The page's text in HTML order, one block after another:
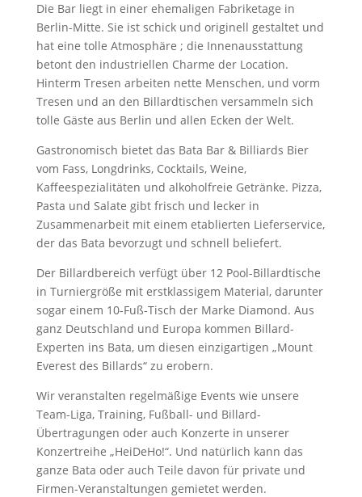
Die Bar liegt in einer ehemaligen Fabriketage in
Berlin-Mitte. Sie ist schick und originell gestaltet und
hat eine tolle Atmosphäre ; die Innenausstattung
betont den industriellen Charme der Location.
Hinterm Tresen arbeiten nette Menschen, und vorm
Tresen und an den Billardtischen versammeln sich
tolle Gäste aus Berlin und allen Ecken der Welt.
Gastronomisch bietet das Bata Bar & Billiards Bier
vom Fass, Longdrinks, Cocktails, Weine,
Kaffeespezialitäten und alkoholfreie Getränke. Pizza,
Pasta und Salate gibt frisch und lecker in
Zusammenarbeit mit einem etablierten Lieferservice,
der das Bata bevorzugt und schnell beliefert.
Der Billardbereich verfügt über 12 Pool-Billardtische
in Turniergröße mit erstklassigem Material, darunter
sogar einem 10-Fuß-Tisch der Marke Diamond. Aus
ganz Deutschland und Europa kommen Billard-
Experten ins Bata, um diesen einzigartigen „Mount
Everest des Billards“ zu erobern.
Wir veranstalten regelmäßige Events wie unsere
Team-Liga, Training, Fußball- und Billard-
Übertragungen oder auch Konzerte in unserer
Konzertreihe „HeiDeHo!“. Und natürlich kann das
ganze Bata oder auch Teile davon für private und
Firmen-Veranstaltungen gemietet werden.